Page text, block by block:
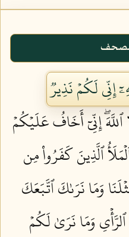
إِنِّي لَكُمۡ نَذِيرٞ
ٱللَّهَۖ إِنِّيٓ أَخَافُ عَلَيۡكُمۡ
ٱلَّذِينَ كَفَرُواْ مِن
وَمَا نَرَىٰكَ ٱتَّبَعَكَ
ٱلرَّأۡيِ وَمَا نَرَىٰ لَكُمۡ